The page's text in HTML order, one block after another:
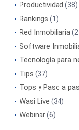
Productividad (38)
Rankings (1)
Red Inmobiliaria
Software
Tecnología para
Tips (37)
Tops y Paso a
Wasi Live (34)
Webinar(6)